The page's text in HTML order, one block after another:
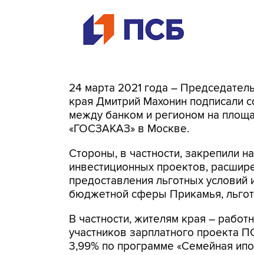
24 марта 2021 года –
края Дмитрий Махонин подписали
между банком и регионом на
«ГОСЗАКАЗ» в Москве.
Стороны, в частности, закрепили
инвестиционных проектов,
предоставления льготных
бюджетной сферы Прикамья,
В частности, жителям края –
участников зарплатного проекта
3,99% по программе «Семейная